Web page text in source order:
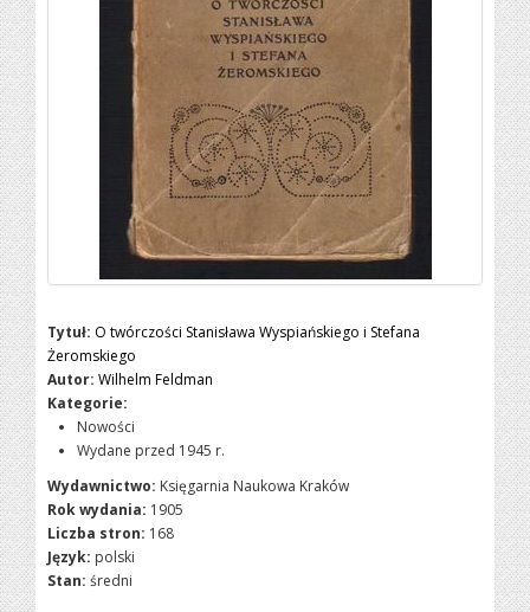
Tytuł: O twórczości Stanisława Wyspiańskiego i Stefana
Żeromskiego
Autor: Wilhelm Feldman
Kategorie:
Nowości
Wydane przed 1945 r.
Wydawnictwo: Księgarnia Naukowa Kraków
Rok wydania: 1905
Liczba stron: 168
Język: polski
Stan: średni